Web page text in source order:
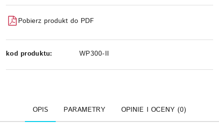
Pobierz produkt do PDF
kod produktu: WP300-II
OPIS PARAMETRY OPINIE I OCENY (0)